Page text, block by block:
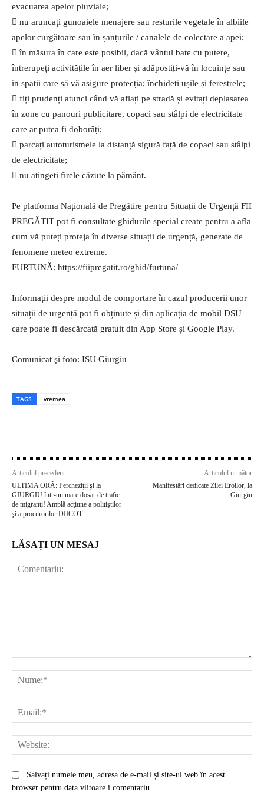
evacuarea apelor pluviale;
 nu aruncați gunoaiele menajere sau resturile vegetale în albiile
apelor curgătoare sau în șanțurile / canalele de colectare a apei;
 în măsura în care este posibil, dacă vântul bate cu putere,
întrerupeți activitățile în aer liber și adăpostiți-vă în locuințe sau
în spații care să vă asigure protecția; închideți ușile și ferestrele;
 fiți prudenți atunci când vă aflați pe stradă și evitați deplasarea
în zone cu panouri publicitare, copaci sau stâlpi de electricitate
care ar putea fi doborâți;
 parcați autoturismele la distanță sigură față de copaci sau stâlpi
de electricitate;
 nu atingeți firele căzute la pământ.
Pe platforma Națională de Pregătire pentru Situații de Urgență FII
PREGĂTIT pot fi consultate ghidurile special create pentru a afla
cum vă puteți proteja în diverse situații de urgență, generate de
fenomene meteo extreme.
FURTUNĂ: https://fiipregatit.ro/ghid/furtuna/
Informații despre modul de comportare în cazul producerii unor
situații de urgență pot fi obținute și din aplicația de mobil DSU
care poate fi descărcată gratuit din App Store și Google Play.
Comunicat şi foto: ISU Giurgiu
TAGS vremea
Articolul precedent
ULTIMA ORĂ: Percheziţii şi la
GIURGIU într-un mare dosar de trafic
de migranţi! Amplă acţiune a poliţiştilor
şi a procurorilor DIICOT
Articolul următor
Manifestări dedicate Zilei Eroilor, la
Giurgiu
LĂSAȚI UN MESAJ
Salvați numele meu, adresa de e-mail și site-ul web în acest
browser pentru data viitoare i comentariu.